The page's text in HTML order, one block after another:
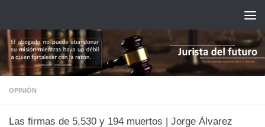
OPINIÓN
Las firmas de 5,530 y 194 muertos | Jorge Álvarez